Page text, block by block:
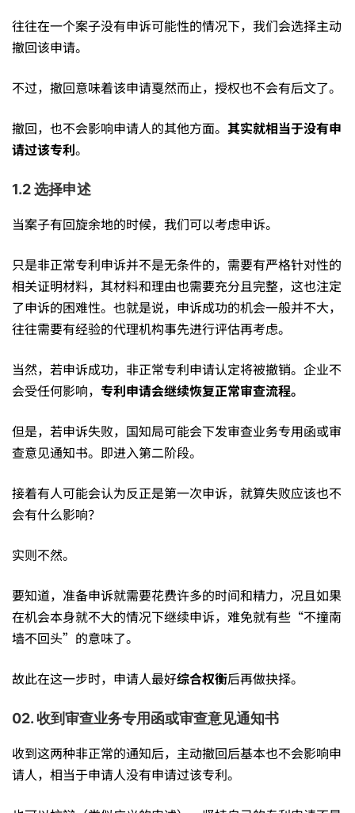
没
戏
往往在一个案子没有申诉可能性的情况下，我们会选择主动
撤回该申请。
不过，撤回意味着该申请戛然而止，授权也不会有后文了。
撤回，也不会影响申请人的其他方面。 其实就相当于没有申
请过该专利。
1.2 选择申述
当案子有回旋余地的时候，我们可以考虑申诉。
只是非正常专利申诉并不是无条件的，需要有严格针对性的
相关证明材料，其材料和理由也需要充分且完整，这也注定
了申诉的困难性。也就是说，申诉成功的机会一般并不大，
往往需要有经验的代理机构事先进行评估再考虑。
当然，若申诉成功，非正常专利申请认定将被撤销。企业不
会受任何影响， 专利申请会继续恢复正常审查流程。
但是，若申诉失败，国知局可能会下发审查业务专用函或审
查意见通知书。即进入第二阶段。
接着有人可能会认为反正是第一次申诉，就算失败应该也不
会有什么影响？
实则不然。
要知道，准备申诉就需要花费许多的时间和精力，况且如果
在机会本身就不大的情况下继续申诉，难免就有些“不撞南
墙不回头”的意味了。
故此在这一步时，申请人最好综合权衡后再做抉择。
02. 收到审查业务专用函或审查意见通知书
收到这两种非正常的通知后，主动撤回后基本也不会影响申
请人，相当于申请人没有申请过该专利。